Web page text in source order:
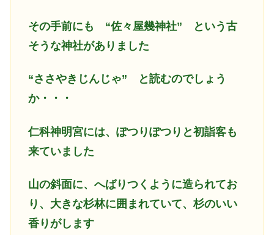
その手前にも “佐々屋幾神社” という古
そうな神社がありました
“ささやきじんじゃ” と読むのでしょう
か・・・
仁科神明宮には、ぽつりぽつりと初詣客も
来ていました
山の斜面に、へばりつくように造られてお
り、大きな杉林に囲まれていて、杉のいい
香りがします